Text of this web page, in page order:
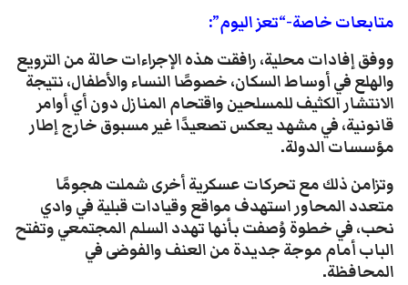
متابعات خاصة-“تعز اليوم”:
ووفق إفادات محلية، رافقت هذه الإجراءات حالة من الترويع
والهلع في أوساط السكان، خصوصًا النساء والأطفال، نتيجة
الانتشار الكثيف للمسلحين واقتحام المنازل دون أي أوامر
قانونية، في مشهد يعكس تصعيدًا غير مسبوق خارج إطار
مؤسسات الدولة.
وتزامن ذلك مع تحركات عسكرية أخرى شملت هجومًا
متعدد المحاور استهدف مواقع وقيادات قبلية في وادي
نحب، في خطوة وُصفت بأنها تهدد السلم المجتمعي وتفتح
الباب أمام موجة جديدة من العنف والفوضى في
المحافظة.